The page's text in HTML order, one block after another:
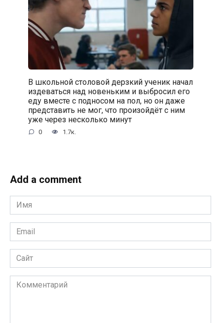
В школьной столовой дерзкий ученик начал
издеваться над новеньким и выбросил его
еду вместе с подносом на пол, но он даже
представить не мог, что произойдёт с ним
уже через несколько минут
0 1.7к.
Add a comment
Имя
*
Email
*
Сайт
Комментарий